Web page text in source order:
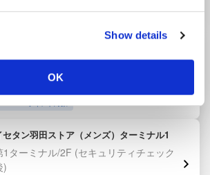
Show details
OK
1ターミナル/2F(セキュリティチェック
HANEDAポイント対象
セタン羽田ストア（メンズ）ターミナル1
1ターミナル/2F (セキュリティチェック
)